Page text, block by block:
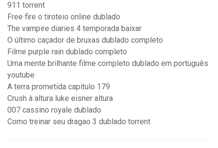
911 torrent
Free fire o tiroteio online dublado
The vampire diaries 4 temporada baixar
O último caçador de bruxas dublado completo
Filme purple rain dublado completo
Uma mente brilhante filme completo dublado em português
youtube
A terra prometida capitulo 179
Crush à altura luke eisner altura
007 cassino royale dublado
Como treinar seu dragao 3 dublado torrent